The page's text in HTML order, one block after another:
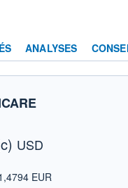
ANALYSES
USD
EUR